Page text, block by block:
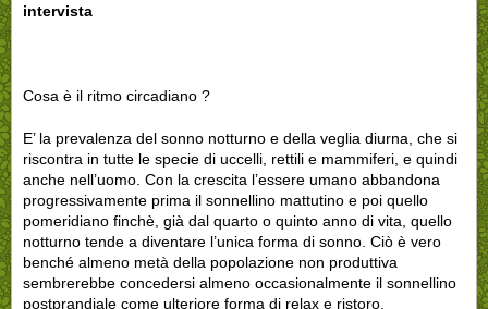
intervista
Cosa è il ritmo circadiano ?
E’ la prevalenza del sonno notturno e della veglia diurna, che si
riscontra in tutte le specie di uccelli, rettili e mammiferi, e quindi
anche nell’uomo. Con la crescita l’essere umano abbandona
progressivamente prima il sonnellino mattutino e poi quello
pomeridiano finchè, già dal quarto o quinto anno di vita, quello
notturno tende a diventare l’unica forma di sonno. Ciò è vero
benché almeno metà della popolazione non produttiva
sembrerebbe concedersi almeno occasionalmente il sonnellino
postprandiale come ulteriore forma di relax e ristoro.